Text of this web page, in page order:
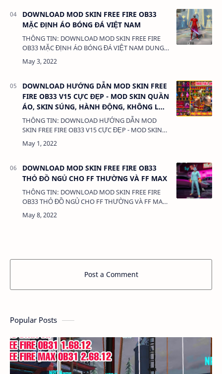
DOWNLOAD MOD SKIN FREE FIRE OB33
MẶC ĐỊNH ÁO BÓNG ĐÁ VIỆT NAM
THÔNG TIN: DOWNLOAD MOD SKIN FREE FIRE
OB33 MẶC ĐỊNH ÁO BÓNG ĐÁ VIỆT NAM DUNG
LƯỢNG: 1 MB LINK: (adsbygoogle =
window.adsbygoogle || []).push({}); MOD SKIN
DOWNLOAD HƯỚNG DẪN MOD SKIN FREE
FIRE OB33 V15 CỰC ĐẸP - MOD SKIN QUẦN
ÁO, SKIN SÚNG, HÀNH ĐỘNG, KHÔNG LỖI
TÌM TRẬN
THÔNG TIN: DOWNLOAD HƯỚNG DẪN MOD
SKIN FREE FIRE OB33 V15 CỰC ĐẸP - MOD SKIN
QUẦN ÁO, SKIN SÚNG, HÀNH ĐỘNG, KHÔNG LỖI
DOWNLOAD MOD SKIN FREE FIRE OB33
THỎ ĐỒ NGỦ CHO FF THƯỜNG VÀ FF MAX
THÔNG TIN: DOWNLOAD MOD SKIN FREE FIRE
OB33 THỎ ĐỒ NGỦ CHO FF THƯỜNG VÀ FF MAX
DUNG LƯỢNG: 1 MB LINK: (adsbygoogle =
Post a Comment
Popular Posts